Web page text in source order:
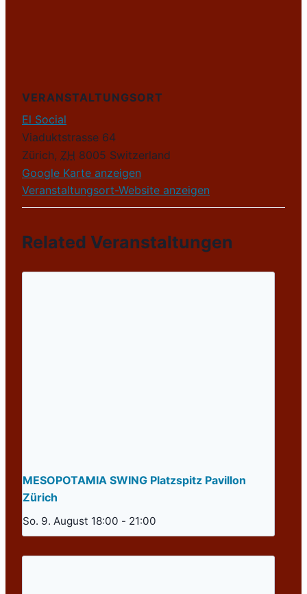
VERANSTALTUNGSORT
El Social
Viaduktstrasse 64
Zürich, ZH 8005 Switzerland
Google Karte anzeigen
Veranstaltungsort-Website anzeigen
Related Veranstaltungen
MESOPOTAMIA SWING Platzspitz Pavillon
Zürich
So. 9. August 18:00 - 21:00